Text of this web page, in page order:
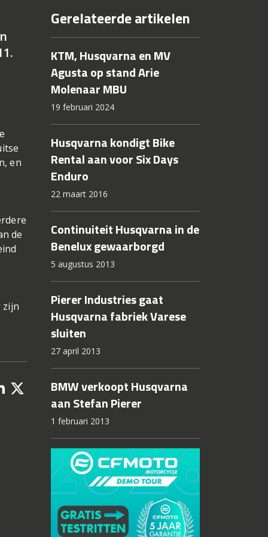
en
de
zijn
Gerelateerde artikelen
KTM, Husqvarna en MV
Agusta op stand Arie
Molenaar MBU
19 februari 2024
Husqvarna kondigt Bike
Rental aan voor Six Days
Enduro
22 maart 2016
Continuiteit Husqvarna in de
Benelux gewaarborgd
5 augustus 2013
Pierer Industries gaat
Husqvarna fabriek Varese
sluiten
27 april 2013
BMW verkoopt Husqvarna
aan Stefan Pierer
1 februari 2013